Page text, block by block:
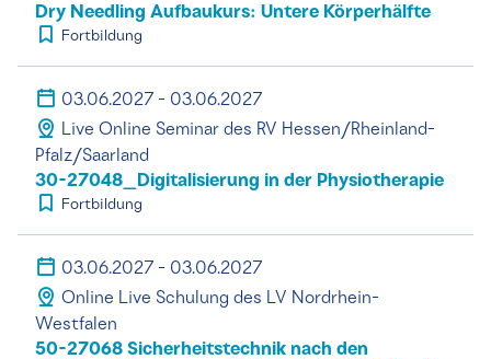
Dry Needling Aufbaukurs: Untere Körperhälfte
Fortbildung
03.06.2027 - 03.06.2027
Live Online Seminar des RV Hessen/Rheinland-
Pfalz/Saarland
30-27048_Digitalisierung in der Physiotherapie
Fortbildung
03.06.2027 - 03.06.2027
Online Live Schulung des LV Nordrhein-
Westfalen
50-27068 Sicherheitstechnik nach den